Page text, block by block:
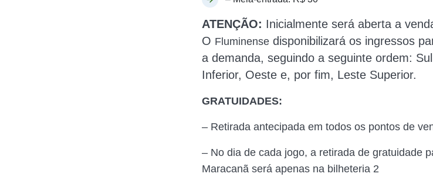
ATENÇÃO: Inicialmente será aberta a
O Fluminense disponibilizará os ingressos
a demanda, seguindo a seguinte ordem:
Inferior, Oeste e, por fim, Leste Superior.
GRATUIDADES:
– Retirada antecipada em todos os pontos de
– No dia de cada jogo, a retirada de gratuidade
Maracanã será apenas na bilheteria 2